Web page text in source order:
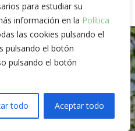
para estudiar su
información en la Política
las cookies pulsando el
pulsando el botón
pulsando el botón
todo Aceptar todo
de